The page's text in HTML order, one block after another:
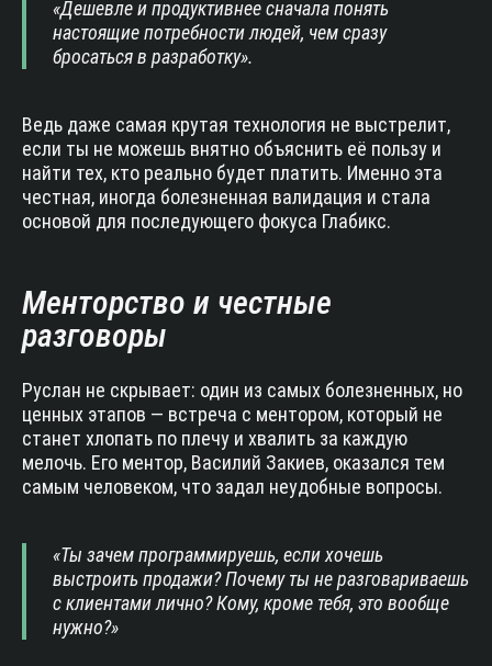
«Дешевле и продуктивнее сначала понять
настоящие потребности людей, чем сразу
бросаться в разработку».
Ведь даже самая крутая технология не выстрелит,
если ты не можешь внятно объяснить её пользу и
найти тех, кто реально будет платить. Именно эта
честная, иногда болезненная валидация и стала
основой для последующего фокуса Глабикс.
Менторство и честные
разговоры
Руслан не скрывает: один из самых болезненных, но
ценных этапов — встреча с ментором, который не
станет хлопать по плечу и хвалить за каждую
мелочь. Его ментор, Василий Закиев, оказался тем
самым человеком, что задал неудобные вопросы.
«Ты зачем программируешь, если хочешь
выстроить продажи? Почему ты не разговариваешь
с клиентами лично? Кому, кроме тебя, это вообще
нужно?»